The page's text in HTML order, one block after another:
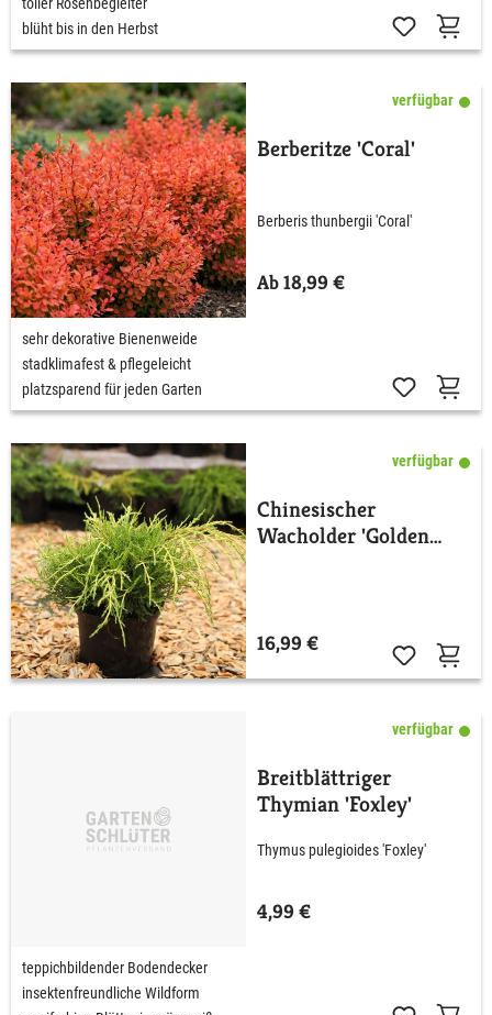
blüht bis in den Herbst
verfügbar
Berberitze 'Coral'
Berberis thunbergii 'Coral'
Ab 18,99 €
sehr dekorative Bienenweide
stadklimafest & pflegeleicht
platzsparend für jeden Garten
verfügbar
Chinesischer
Wacholder 'Golden
16,99 €
verfügbar
Breitblättriger
Thymian 'Foxley'
Thymus pulegioides 'Foxley'
4,99 €
teppichbildender Bodendecker
insektenfreundliche Wildform